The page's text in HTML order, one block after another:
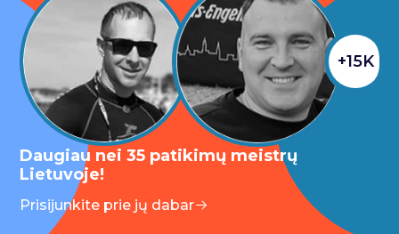
+15K
Daugiau nei 35 patikimų meistrų
Lietuvoje!
Prisijunkite prie jų dabar